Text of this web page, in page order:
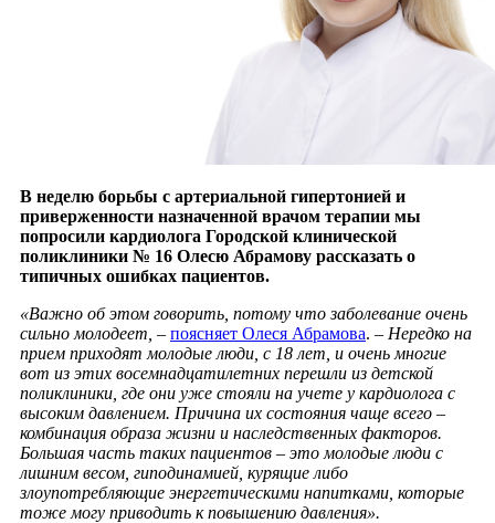
В неделю борьбы с артериальной гипертонией и
приверженности назначенной врачом терапии мы
попросили кардиолога Городской клинической
поликлиники № 16 Олесю Абрамову рассказать о
типичных ошибках пациентов.
«Важно об этом говорить, потому что заболевание очень
сильно молодеет, – поясняет Олеся Абрамова. – Нередко на
прием приходят молодые люди, с 18 лет, и очень многие
вот из этих восемнадцатилетних перешли из детской
поликлиники, где они уже стояли на учете у кардиолога с
высоким давлением. Причина их состояния чаще всего –
комбинация образа жизни и наследственных факторов.
Большая часть таких пациентов – это молодые люди с
лишним весом, гиподинамией, курящие либо
злоупотребляющие энергетическими напитками, которые
тоже могу приводить к повышению давления».